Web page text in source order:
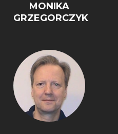
MONIKA
GRZEGORCZYK